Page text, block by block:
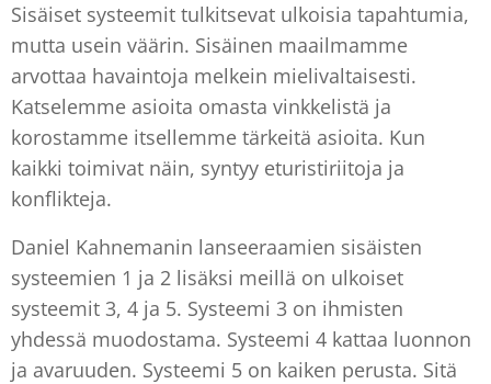
Sisäiset systeemit tulkitsevat ulkoisia tapahtumia,
mutta usein väärin. Sisäinen maailmamme
arvottaa havaintoja melkein mielivaltaisesti.
Katselemme asioita omasta vinkkelistä ja
korostamme itsellemme tärkeitä asioita. Kun
kaikki toimivat näin, syntyy eturistiriitoja ja
konflikteja.
Daniel Kahnemanin lanseeraamien sisäisten
systeemien 1 ja 2 lisäksi meillä on ulkoiset
systeemit 3, 4 ja 5. Systeemi 3 on ihmisten
yhdessä muodostama. Systeemi 4 kattaa luonnon
ja avaruuden. Systeemi 5 on kaiken perusta. Sitä